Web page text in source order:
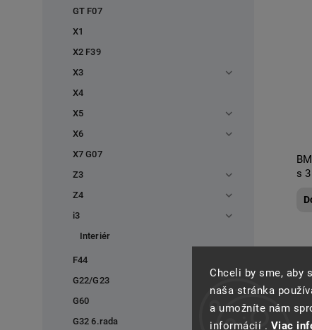
Chceli by sme, aby
naša stránka
a umožníte nám
informácií . Viac
GT F07
X1
X2 F39
X3
X4
X5
X6
X7 G07
Z3
Z4
i3
Interiér
F44
G22/G23
G60
G32 6.rada
s